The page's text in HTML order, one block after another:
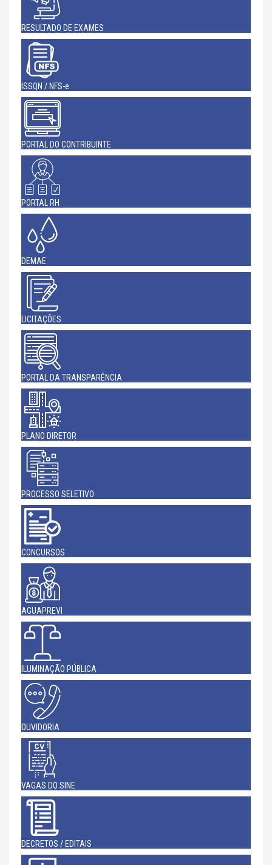
RESULTADO DE EXAMES
ISSQN / NFS-e
PORTAL DO CONTRIBUINTE
PORTAL RH
DEMAE
LICITAÇÕES
PORTAL DA TRANSPARÊNCIA
PLANO DIRETOR
PROCESSO SELETIVO
CONCURSOS
AGUAPREVI
ILUMINAÇÃO PÚBLICA
OUVIDORIA
VAGAS DO SINE
DECRETOS / EDITAIS